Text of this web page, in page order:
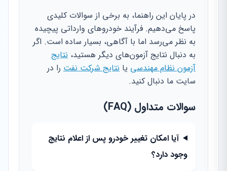
در پایان این راهنما، به برخی از سوالات کلیدی
پاسخ می‌دهیم. فرآیند خودروهای وارداتی پیچیده
به نظر می‌رسد اما با آگاهی، بسیار ساده است. اگر
به دنبال نتایج آزمون‌های دیگر هستید، نتایج
آزمون نظام مهندسی یا نتایج شرکت نفت را در
سایت ما دنبال کنید.
سوالات متداول (FAQ)
آیا امکان تغییر خودرو پس از اعلام نتایج
وجود دارد؟